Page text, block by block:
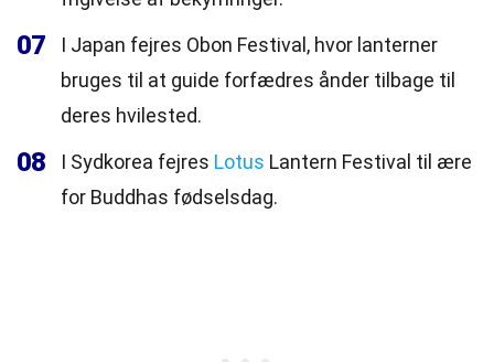
07
I Japan fejres Obon Festival, hvor lanterner
bruges til at guide forfædres ånder tilbage til
deres hvilested.
08 I Sydkorea fejres Lotus Lantern Festival til ære
for Buddhas fødselsdag.